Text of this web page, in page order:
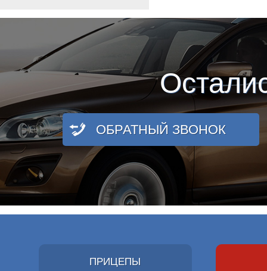
ОБРАТНЫЙ ЗВОНОК
ПРИЦЕПЫ